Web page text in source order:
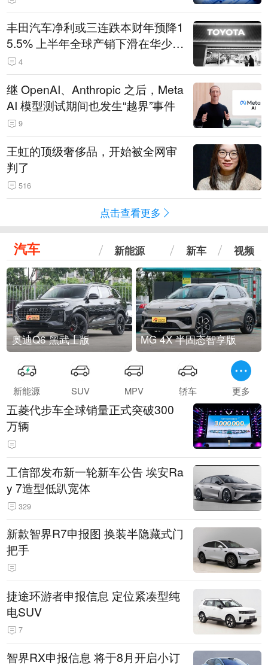
丰田汽车净利或三连跌本财年预降1
5.5% 上半年全球产销下滑在华少卖
14.3万辆
4
继 OpenAI、Anthropic 之后，Meta
AI 模型测试期间也发生“越界”事件
9
王虹的顶级奢侈品，开始被全网审
判了
516
点击查看更多
汽车 新能源 新车 视频
奥迪Q6 黑武士版 MG 4X 半固态智享版
新能源 SUV MPV 轿车 更多
五菱代步车全球销量正式突破300
万辆
工信部发布新一轮新车公告 埃安Ra
y 7造型低趴宽体
329
新款智界R7申报图 换装半隐藏式门
把手
捷途环游者申报信息 定位紧凑型纯
电SUV
7
智界RX申报信息 将于8月开启小订